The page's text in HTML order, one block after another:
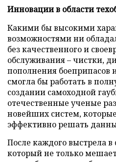
Инновации в области
Какими бы высокими
возможностями ни
без качественного и
обслуживания – чистки,
пополнения боеприпасов
смогла бы работать в
создании самоходной
отечественные ученые
новейших систем,
эффективно решать
После каждого выстрела в
который не только